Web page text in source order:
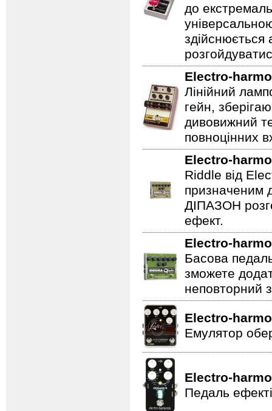
до
Electro-
Лінійний
гейн,
дивовижний
повноцінних
Electro-
Riddle від
призначеним
ДІПАЗОН
ефект.
Electro-
Басова
зможете
неповторний
Electro-
Емулятор
Electro-
Педаль